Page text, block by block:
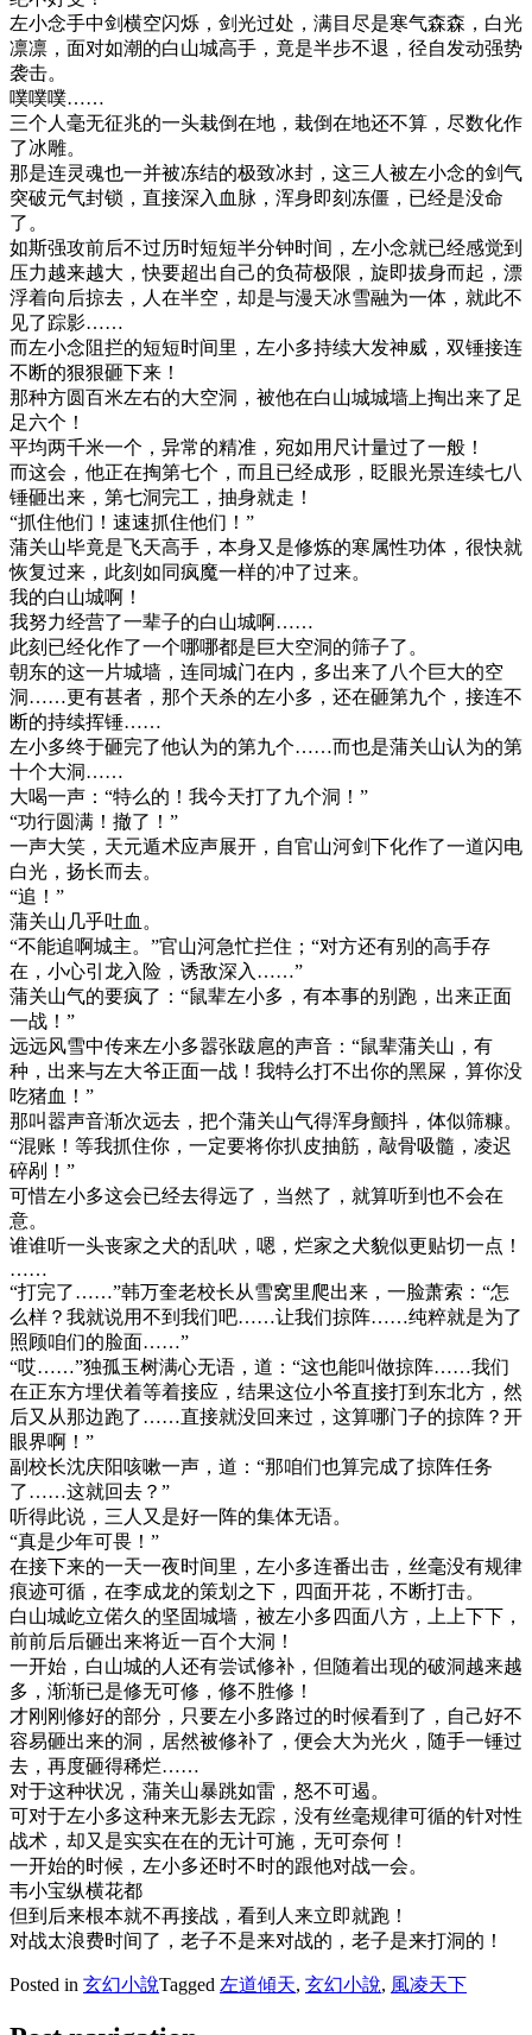
左小念手中剑横空闪烁，剑光过处，满目尽是寒气森森，白光
凛凛，面对如潮的白山城高手，竟是半步不退，径自发动强势
袭击。
噗噗噗……
三个人毫无征兆的一头栽倒在地，栽倒在地还不算，尽数化作
了冰雕。
那是连灵魂也一并被冻结的极致冰封，这三人被左小念的剑气
突破元气封锁，直接深入血脉，浑身即刻冻僵，已经是没命
了。
如斯强攻前后不过历时短短半分钟时间，左小念就已经感觉到
压力越来越大，快要超出自己的负荷极限，旋即拔身而起，漂
浮着向后掠去，人在半空，却是与漫天冰雪融为一体，就此不
见了踪影……
而左小念阻拦的短短时间里，左小多持续大发神威，双锤接连
不断的狠狠砸下来！
那种方圆百米左右的大空洞，被他在白山城城墙上掏出来了足
足六个！
平均两千米一个，异常的精准，宛如用尺计量过了一般！
而这会，他正在掏第七个，而且已经成形，眨眼光景连续七八
锤砸出来，第七洞完工，抽身就走！
“抓住他们！速速抓住他们！”
蒲关山毕竟是飞天高手，本身又是修炼的寒属性功体，很快就
恢复过来，此刻如同疯魔一样的冲了过来。
我的白山城啊！
我努力经营了一辈子的白山城啊……
此刻已经化作了一个哪哪都是巨大空洞的筛子了。
朝东的这一片城墙，连同城门在内，多出来了八个巨大的空
洞……更有甚者，那个天杀的左小多，还在砸第九个，接连不
断的持续挥锤……
左小多终于砸完了他认为的第九个……而也是蒲关山认为的第
十个大洞……
大喝一声：“特么的！我今天打了九个洞！”
“功行圆满！撤了！”
一声大笑，天元遁术应声展开，自官山河剑下化作了一道闪电
白光，扬长而去。
“追！”
蒲关山几乎吐血。
“不能追啊城主。”官山河急忙拦住；“对方还有别的高手存
在，小心引龙入险，诱敌深入……”
蒲关山气的要疯了：“鼠辈左小多，有本事的别跑，出来正面
一战！”
远远风雪中传来左小多嚣张跋扈的声音：“鼠辈蒲关山，有
种，出来与左大爷正面一战！我特么打不出你的黑屎，算你没
吃猪血！”
那叫嚣声音渐次远去，把个蒲关山气得浑身颤抖，体似筛糠。
“混账！等我抓住你，一定要将你扒皮抽筋，敲骨吸髓，凌迟
碎剐！”
可惜左小多这会已经去得远了，当然了，就算听到也不会在
意。
谁谁听一头丧家之犬的乱吠，嗯，烂家之犬貌似更贴切一点！
……
“打完了……”韩万奎老校长从雪窝里爬出来，一脸萧索：“怎
么样？我就说用不到我们吧……让我们掠阵……纯粹就是为了
照顾咱们的脸面……”
“哎……”独孤玉树满心无语，道：“这也能叫做掠阵……我们
在正东方埋伏着等着接应，结果这位小爷直接打到东北方，然
后又从那边跑了……直接就没回来过，这算哪门子的掠阵？开
眼界啊！”
副校长沈庆阳咳嗽一声，道：“那咱们也算完成了掠阵任务
了……这就回去？”
听得此说，三人又是好一阵的集体无语。
“真是少年可畏！”
在接下来的一天一夜时间里，左小多连番出击，丝毫没有规律
痕迹可循，在李成龙的策划之下，四面开花，不断打击。
白山城屹立偌久的坚固城墙，被左小多四面八方，上上下下，
前前后后砸出来将近一百个大洞！
一开始，白山城的人还有尝试修补，但随着出现的破洞越来越
多，渐渐已是修无可修，修不胜修！
才刚刚修好的部分，只要左小多路过的时候看到了，自己好不
容易砸出来的洞，居然被修补了，便会大为光火，随手一锤过
去，再度砸得稀烂……
对于这种状况，蒲关山暴跳如雷，怒不可遏。
可对于左小多这种来无影去无踪，没有丝毫规律可循的针对性
战术，却又是实实在在的无计可施，无可奈何！
一开始的时候，左小多还时不时的跟他对战一会。
韦小宝纵横花都
但到后来根本就不再接战，看到人来立即就跑！
对战太浪费时间了，老子不是来对战的，老子是来打洞的！
Posted in 玄幻小說Tagged 左道傾天, 玄幻小說, 風凌天下